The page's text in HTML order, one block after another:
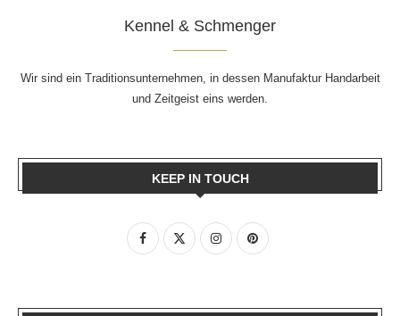
Kennel & Schmenger
Wir sind ein Traditionsunternehmen, in dessen Manufaktur Handarbeit
und Zeitgeist eins werden.
KEEP IN TOUCH